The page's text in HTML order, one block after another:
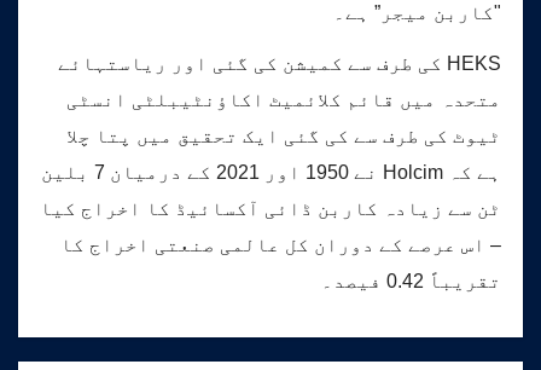
"کاربن میجر” ہے۔
HEKS کی طرف سے کمیشن کی گئی اور ریاستہائے
متحدہ میں قائم کلائمیٹ اکاؤنٹیبلٹی انسٹی
ٹیوٹ کی طرف سے کی گئی ایک تحقیق میں پتا چلا
ہے کہ Holcim نے 1950 اور 2021 کے درمیان 7 بلین
ٹن سے زیادہ کاربن ڈائی آکسائیڈ کا اخراج کیا
– اس عرصے کے دوران کل عالمی صنعتی اخراج کا
تقریباً 0.42 فیصد۔